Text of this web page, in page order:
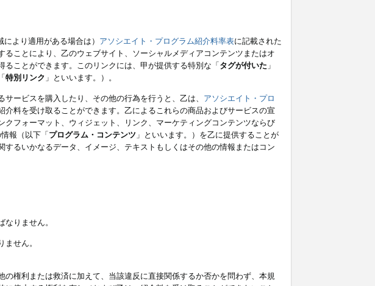
より適用がある場合は） アソシエイト・プログラム紹介料率表に記載された
ることにより、乙のウェブサイト、ソーシャルメディアコンテンツまたはオ
ることができます。このリンクには、甲が提供する特別な「タグが付いた 」
特別リンク 」といいます。）。
ービスを購入したり、その他の行為を行うと、乙は、 アソシエイト・プロ
料を受け取ることができます。乙によるこれらの商品およびサービスの宣
フォーマット、ウィジェット、リンク、マーケティングコンテンツならび
報（以下「プログラム・コンテンツ 」といいます。）を乙に提供することが
るいかなるデータ、イメージ、テキストもしくはその他の情報またはコン
りません。
せん。
権利または救済に加えて、当該違反に直接関係するか否かを問わず、本規